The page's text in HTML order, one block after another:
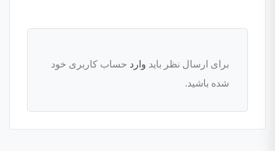
برای ارسال نظر باید وارد حساب کاربری خود
شده باشید.